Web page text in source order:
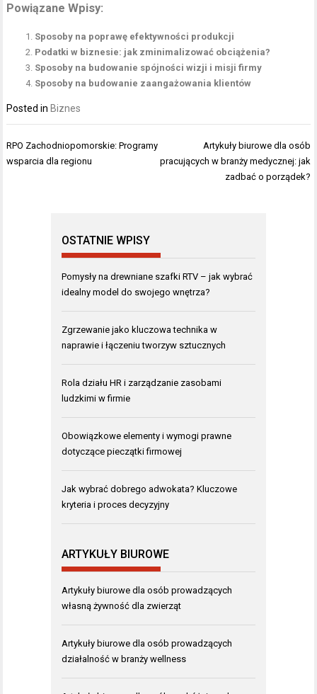
Powiązane Wpisy:
Sposoby na poprawę efektywności produkcji
Podatki w biznesie: jak zminimalizować obciążenia?
Sposoby na budowanie spójności wizji i misji firmy
Sposoby na budowanie zaangażowania klientów
Posted in Biznes
Nawigacja
wpisu
RPO Zachodniopomorskie: Programy
wsparcia dla regionu
Artykuły biurowe dla osób
pracujących w branży medycznej: jak
zadbać o porządek?
OSTATNIE WPISY
Pomysły na drewniane szafki RTV – jak wybrać
idealny model do swojego wnętrza?
Zgrzewanie jako kluczowa technika w
naprawie i łączeniu tworzyw sztucznych
Rola działu HR i zarządzanie zasobami
ludzkimi w firmie
Obowiązkowe elementy i wymogi prawne
dotyczące pieczątki firmowej
Jak wybrać dobrego adwokata? Kluczowe
kryteria i proces decyzyjny
ARTYKUŁY BIUROWE
Artykuły biurowe dla osób prowadzących
własną żywność dla zwierząt
Artykuły biurowe dla osób prowadzących
działalność w branży wellness